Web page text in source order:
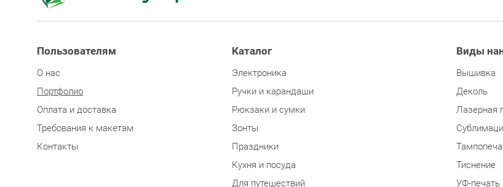
Пользователям
О нас
Портфолио
Оплата и доставка
Требования к макетам
Контакты
Каталог
Электроника
Ручки и карандаши
Рюкзаки и сумки
Зонты
Праздники
Кухня и посуда
Для путешествий
Виды
Вышивка
Деколь
Лазерная
Тиснение
УФ-печать